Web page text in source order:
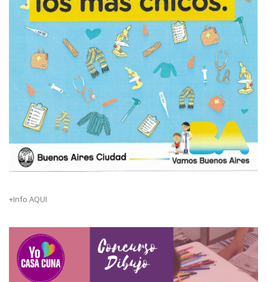
+Info AQUI